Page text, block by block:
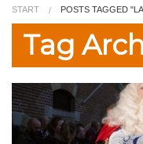
START POSTS TAGGED
Tag